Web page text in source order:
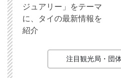
ジュアリー」をテーマ
に、タイの最新情報を
紹介
注目観光局・団